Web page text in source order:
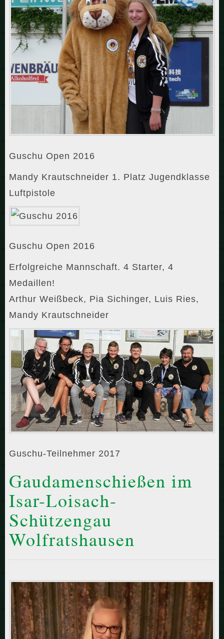
Guschu Open 2016
Mandy Krautschneider 1. Platz Jugendklasse
Luftpistole
Guschu Open 2016
Erfolgreiche Mannschaft. 4 Starter, 4
Medaillen!
Arthur Weißbeck, Pia Sichinger, Luis Ries,
Mandy Krautschneider
Guschu-Teilnehmer 2017
Gaudamenschießen im
Isar-Loisach-
Schützengau
Wolfratshausen